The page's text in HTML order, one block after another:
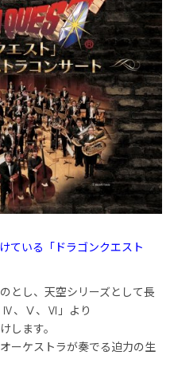
ている「ドラゴンクエスト
とし、天空シリーズとして長
Ⅳ、Ⅴ、Ⅵ」より
します。
ーケストラが奏でる迫力の生